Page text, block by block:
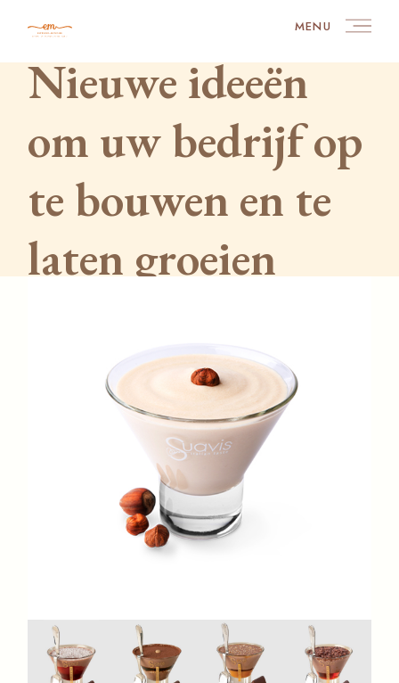
MENU
Nieuwe ideeën
om uw bedrijf op
te bouwen en te
laten groeien